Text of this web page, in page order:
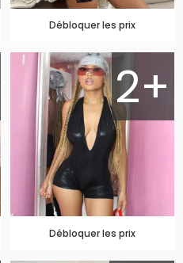
Débloquer les prix
2+
Débloquer les prix